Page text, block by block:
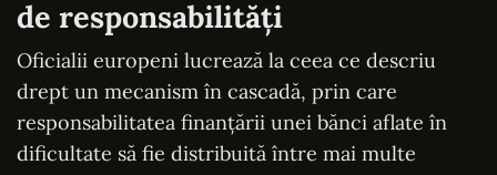
de responsabilități
Oficialii europeni lucrează la ceea ce descriu
drept un mecanism în cascadă, prin care
responsabilitatea finanțării unei bănci aflate în
dificultate să fie distribuită între mai multe